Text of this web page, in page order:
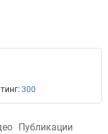
300
Публикации